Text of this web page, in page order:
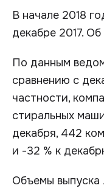
В начале 2018
декабре 2017.
По данным
сравнению с
частности,
стиральных
декабря, 442
и -32 % к
Объемы выпуска